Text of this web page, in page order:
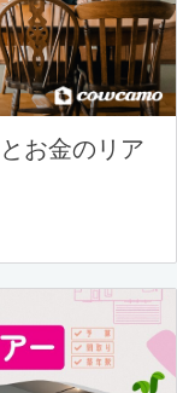
お金のリア